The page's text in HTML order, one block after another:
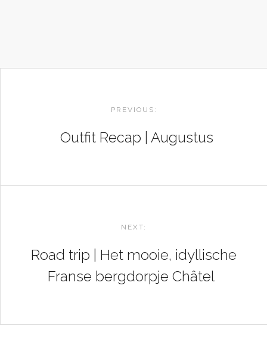
NAVIGATION
PREVIOUS:
Outfit Recap | Augustus
NEXT:
Road trip | Het mooie, idyllische
Franse bergdorpje Châtel